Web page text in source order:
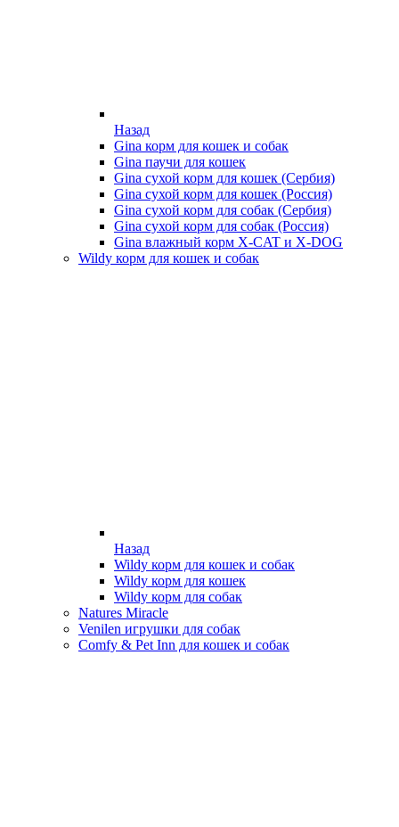
Назад
Gina корм для кошек и собак
Gina паучи для кошек
Gina сухой корм для кошек (Сербия)
Gina сухой корм для кошек (Россия)
Gina сухой корм для собак (Сербия)
Gina сухой корм для собак (Россия)
Gina влажный корм X-CAT и X-DOG
Wildy корм для кошек и собак
Назад
Wildy корм для кошек и собак
Wildy корм для кошек
Wildy корм для собак
Natures Miracle
Venilen игрушки для собак
Comfy & Pet Inn для кошек и собак